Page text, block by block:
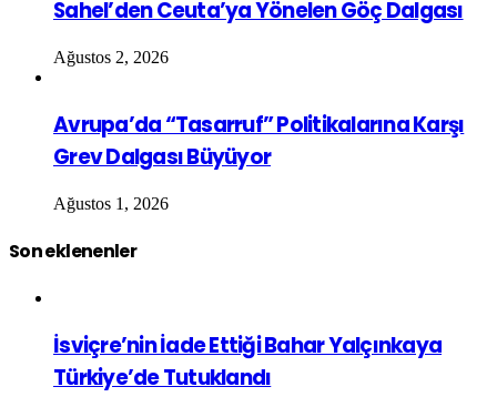
Sahel’den Ceuta’ya Yönelen Göç Dalgası
Ağustos 2, 2026
Avrupa’da “Tasarruf” Politikalarına Karşı
Grev Dalgası Büyüyor
Ağustos 1, 2026
Son eklenenler
İsviçre’nin İade Ettiği Bahar Yalçınkaya
Türkiye’de Tutuklandı